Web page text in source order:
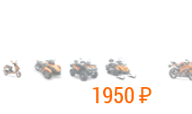
1950₽